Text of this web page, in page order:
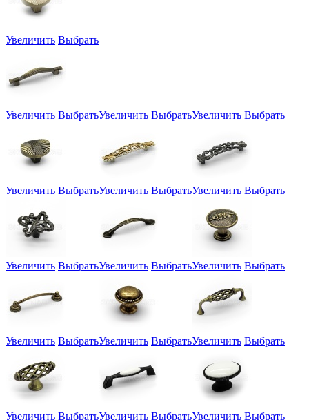
Увеличить Выбрать
Увеличить ВыбратьУвеличить ВыбратьУвеличить Выбрать
Увеличить ВыбратьУвеличить ВыбратьУвеличить Выбрать
Увеличить ВыбратьУвеличить ВыбратьУвеличить Выбрать
Увеличить ВыбратьУвеличить ВыбратьУвеличить Выбрать
Увеличить ВыбратьУвеличить ВыбратьУвеличить Выбрать